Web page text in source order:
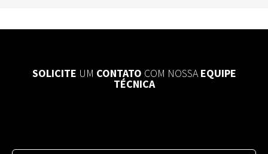
SOLICITE UM CONTATO COM NOSSAEQUIPE
TÉCNICA